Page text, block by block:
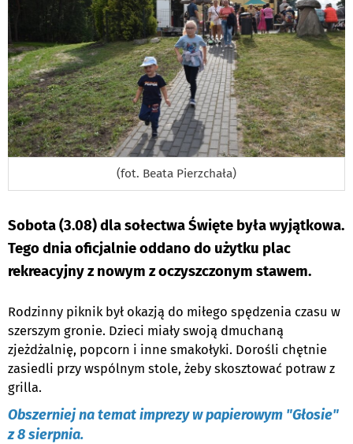
(fot. Beata Pierzchała)
Sobota (3.08) dla sołectwa Święte była wyjątkowa.
Tego dnia oficjalnie oddano do użytku plac
rekreacyjny z nowym z oczyszczonym stawem.
Rodzinny piknik był okazją do miłego spędzenia czasu w
szerszym gronie. Dzieci miały swoją dmuchaną
zjeżdżalnię, popcorn i inne smakołyki. Dorośli chętnie
zasiedli przy wspólnym stole, żeby skosztować potraw z
grilla.
Obszerniej na temat imprezy w papierowym "Głosie"
z 8 sierpnia.